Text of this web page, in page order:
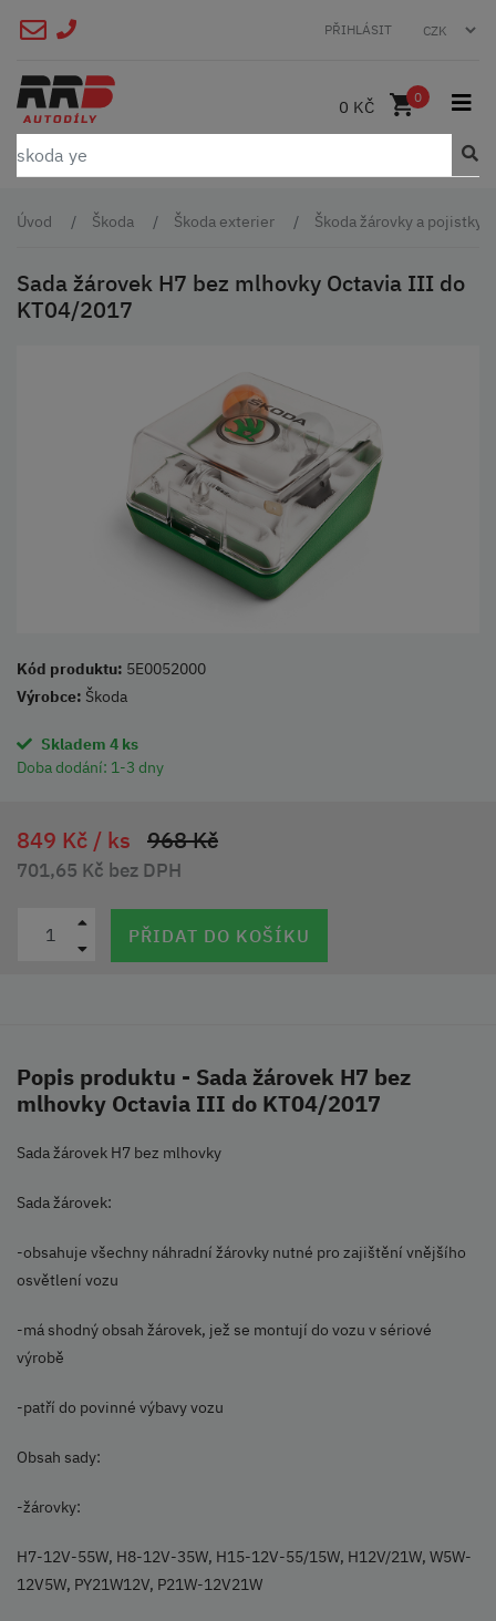
PŘIHLÁSIT
0 KČ 0
Úvod Škoda Škoda exterier Škoda žárovky a pojistky
Sada žárovek H7 bez mlhovky Octavia III do
KT04/2017
Kód produktu: 5E0052000
Výrobce: Škoda
Skladem 4 ks
Doba dodání: 1-3 dny
849 Kč / ks 968 Kč
701,65 Kč bez DPH
PŘIDAT DO KOŠÍKU
Popis produktu - Sada žárovek H7 bez
mlhovky Octavia III do KT04/2017
Sada žárovek H7 bez mlhovky
Sada žárovek:
-obsahuje všechny náhradní žárovky nutné pro zajištění vnějšího
osvětlení vozu
-má shodný obsah žárovek, jež se montují do vozu v sériové
výrobě
-patří do povinné výbavy vozu
Obsah sady:
-žárovky:
H7-12V-55W, H8-12V-35W, H15-12V-55/15W, H12V/21W, W5W-
12V5W, PY21W12V, P21W-12V21W